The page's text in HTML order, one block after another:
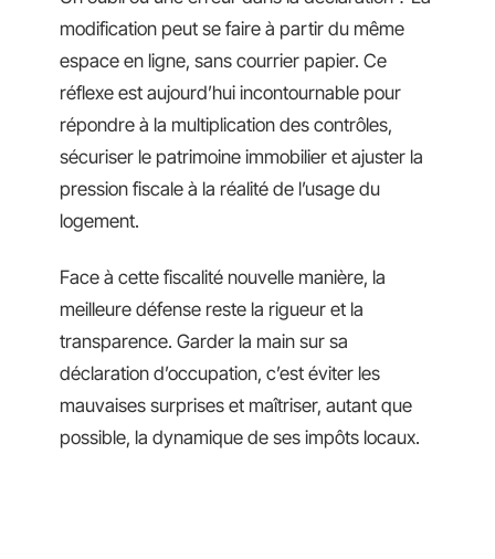
modification peut se faire à partir du même
espace en ligne, sans courrier papier. Ce
réflexe est aujourd’hui incontournable pour
répondre à la multiplication des contrôles,
sécuriser le patrimoine immobilier et ajuster la
pression fiscale à la réalité de l’usage du
logement.
Face à cette fiscalité nouvelle manière, la
meilleure défense reste la rigueur et la
transparence. Garder la main sur sa
déclaration d’occupation, c’est éviter les
mauvaises surprises et maîtriser, autant que
possible, la dynamique de ses impôts locaux.